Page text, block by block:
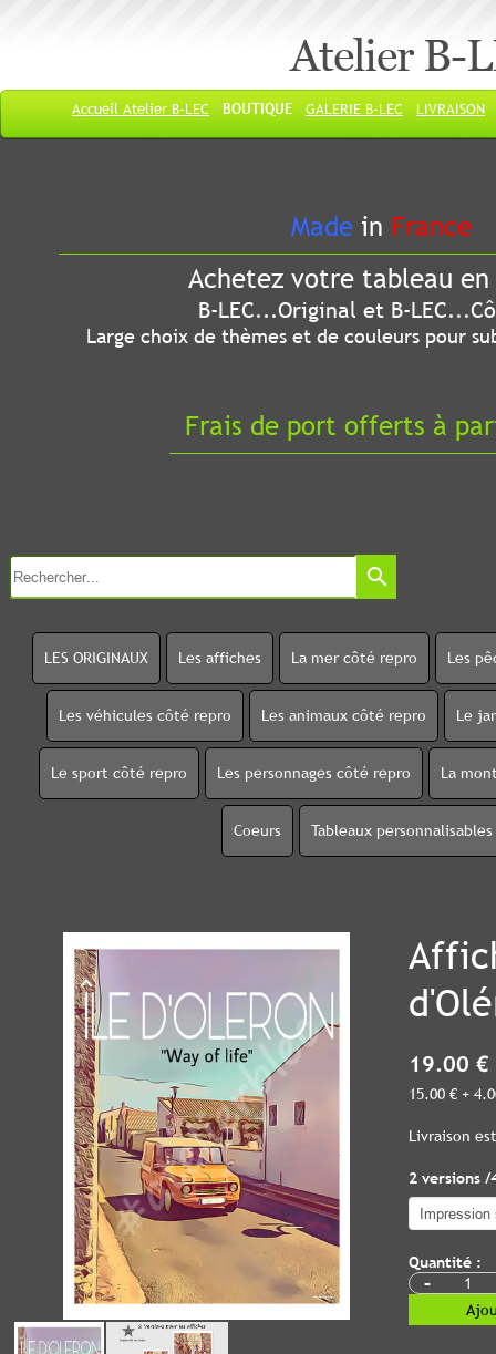
Atelier B-
Accueil Atelier B-LEC BOUTIQUE GALERIE B-LEC LIVRAISON
Made in France
Achetez votre tableau
B-LEC...Original et B-
Large choix de thèmes et de couleurs pour
Frais de port offerts à
search
LES ORIGINAUX Les affiches La mer côté repro Les
Les véhicules côté repro Les animaux côté repro Le
Le sport côté repro Les personnages côté repro La
Coeurs Tableaux personnalisables
19.00 €
15.00 € +
Livraison
2 versions
Quantité :
-